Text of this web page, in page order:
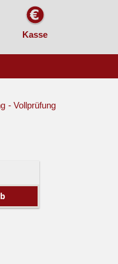
Kasse
- Vollprüfung